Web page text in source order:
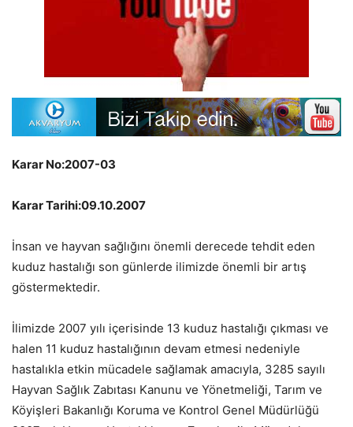
Karar No:2007-03
Karar Tarihi:09.10.2007
İnsan ve hayvan sağlığını önemli derecede tehdit eden
kuduz hastalığı son günlerde ilimizde önemli bir artış
göstermektedir.
İlimizde 2007 yılı içerisinde 13 kuduz hastalığı çıkması ve
halen 11 kuduz hastalığının devam etmesi nedeniyle
hastalıkla etkin mücadele sağlamak amacıyla, 3285 sayılı
Hayvan Sağlık Zabıtası Kanunu ve Yönetmeliği, Tarım ve
Köyişleri Bakanlığı Koruma ve Kontrol Genel Müdürlüğü